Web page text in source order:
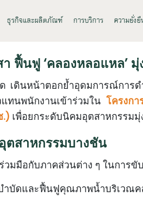
ธุรกิจและผลิตภัณฑ์ การบริการ ความยั่งยื
ฟื้นฟู ‘คลองหลอแหล’
ดินหน้าตอกย้ำอุดมการณ์การด
ทนพนักงานเข้าร่วมใน โครงก
.) เพื่อยกระดับนิคมอุตสาหกรรม
ตสาหกรรมบางชัน
มมือกับภาคส่วนต่าง ๆ ในการขั
ำบัดและฟื้นฟูคุณภาพน้ำบริเวณ